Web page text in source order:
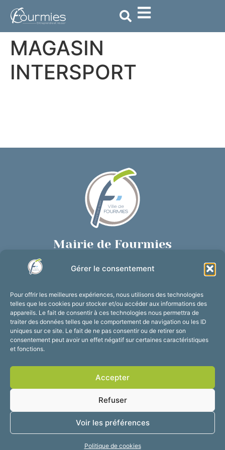
Gérer le consentement
Pour offrir les meilleures expériences, nous utilisons des technologies
telles que les cookies pour stocker et/ou accéder aux informations des
appareils. Le fait de consentir à ces technologies nous permettra de
traiter des données telles que le comportement de navigation ou les ID
uniques sur ce site. Le fait de ne pas consentir ou de retirer son
consentement peut avoir un effet négatif sur certaines caractéristiques
et fonctions.
Accepter
Refuser
Voir les préférences
Politique de cookies
principal
MAGASIN
INTERSPORT
Mairie de Fourmies
03 27 59 69 79
Horaires d’ouverture
Du lundi au vendredi :
de 8h30 à 12h et de 13h30 à 17h30
Suivez-nous !
Accessibilité
Mentions légales
2025 © Propulsé par